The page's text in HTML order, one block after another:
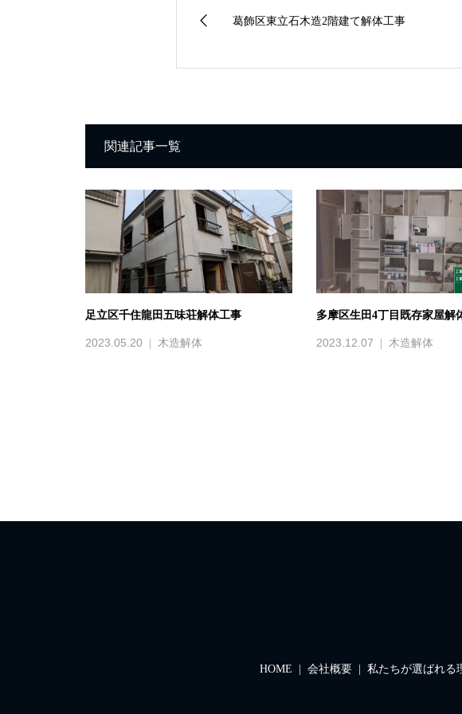
葛飾区東立石木造2階建て解体工事
関連記事一覧
足立区千住龍田五味荘解体工事
2023.05.20 木造解体
多摩区生田4丁目既存家屋解
2023.12.07 木造解体
HOME 会社概要 私たちが選ばれる